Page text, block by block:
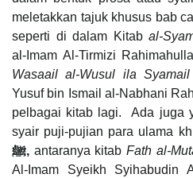
meletakkan tajuk khusus bab
seperti di dalam Kitab al-
al-Imam Al-Tirmizi
Wasaail al-Wusul ila
Yusuf bin Ismail al-Nabhani
pelbagai kitab lagi. Ada juga
syair puji-pujian para ulama
ﷺ, antaranya kitabFath al-
Al-Imam Syeikh Syihabudin